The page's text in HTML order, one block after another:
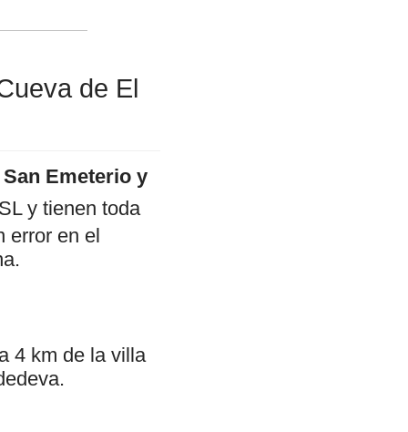
de El
Emeterio y
y tienen toda
error en el
4 km de la villa